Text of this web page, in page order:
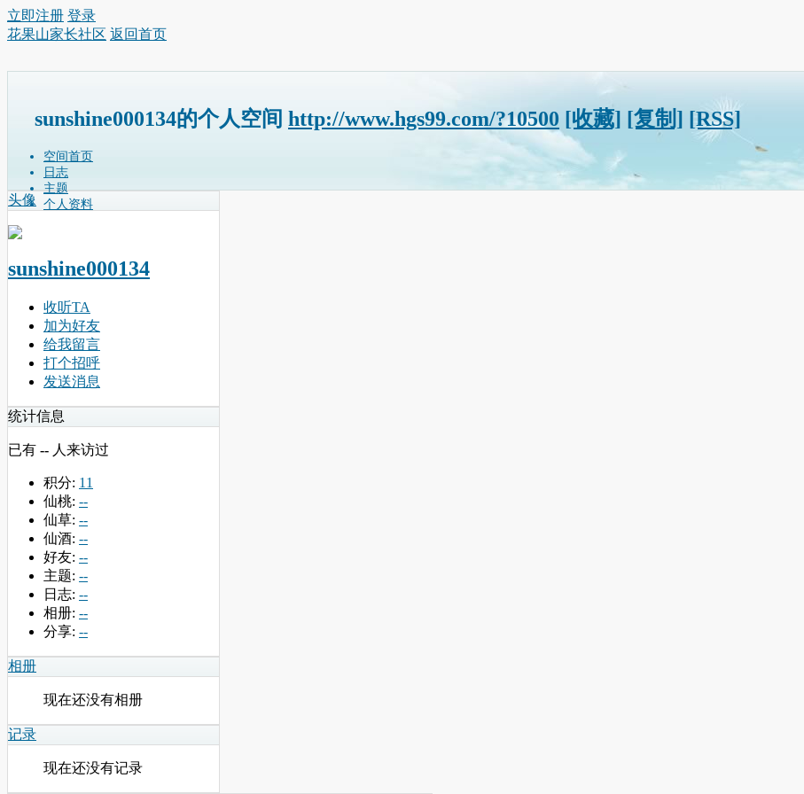
立即注册 登录
花果山家长社区 返回首页
sunshine000134的个人空间 http://www.hgs99.com/?10500 [收藏] [复制] [RSS]
空间首页
日志
主题
个人资料
头像
sunshine000134
收听TA
加为好友
给我留言
打个招呼
发送消息
统计信息
已有 -- 人来访过
积分: 11
仙桃: --
仙草: --
仙酒: --
好友: --
主题: --
日志: --
相册: --
分享: --
相册
现在还没有相册
记录
现在还没有记录